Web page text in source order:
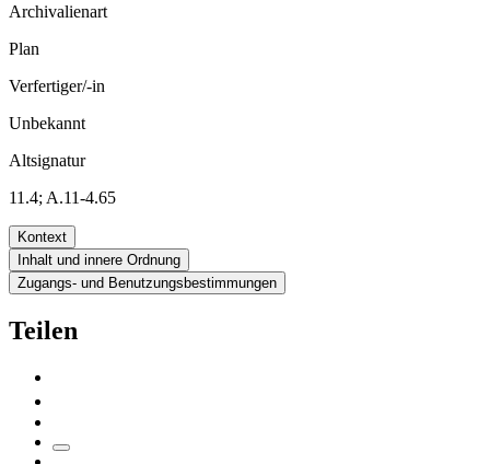
Archivalienart
Plan
Verfertiger/-in
Unbekannt
Altsignatur
11.4; A.11-4.65
Kontext
Inhalt und innere Ordnung
Zugangs- und Benutzungsbestimmungen
Teilen